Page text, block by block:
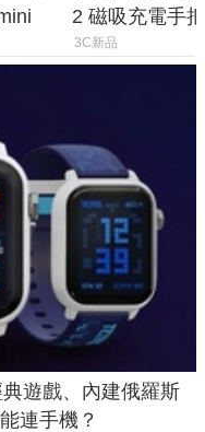
2 磁吸充電手
倍
3C新品
遊戲、內建俄羅斯
連手機？